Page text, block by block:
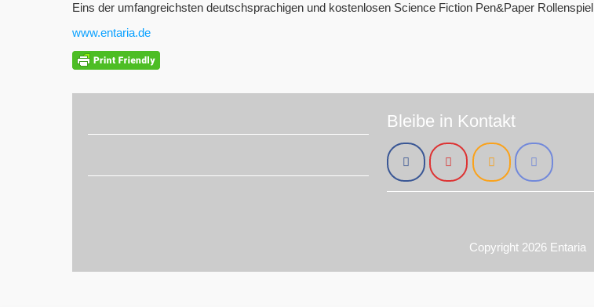
Eins der umfangreichsten deutschsprachigen und kostenlosen Science Fiction Pen&Paper Rollenspiel
www.entaria.de
Bleibe in Kontakt
Copyright 2026 Entaria